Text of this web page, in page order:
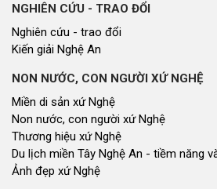
NGHIÊN CỨU - TRAO ĐỔI
Nghiên cứu - trao đổi
Kiến giải Nghệ An
NON NƯỚC, CON NGƯỜI XỨ NGHỆ
Miền di sản xứ Nghệ
Non nước, con người xứ Nghệ
Thương hiệu xứ Nghệ
Du lịch miền Tây Nghệ An - tiềm năng
Ảnh đẹp xứ Nghệ